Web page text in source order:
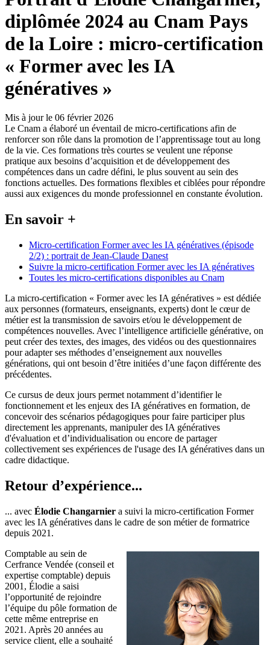
diplômée 2024 au Cnam Pays
de la Loire : micro-certification
« Former avec les IA
génératives »
Mis à jour le 06 février 2026
Le Cnam a élaboré un éventail de micro-certifications afin de
renforcer son rôle dans la promotion de l’apprentissage tout au long
de la vie. Ces formations très courtes se veulent une réponse
pratique aux besoins d’acquisition et de développement des
compétences dans un cadre défini, le plus souvent au sein des
fonctions actuelles. Des formations flexibles et ciblées pour répondre
aussi aux exigences du monde professionnel en constante évolution.
En savoir +
Micro-certification Former avec les IA génératives (épisode
2/2) : portrait de Jean-Claude Danest
Suivre la micro-certification Former avec les IA génératives
Toutes les micro-certifications disponibles au Cnam
La micro-certification « Former avec les IA génératives » est dédiée
aux personnes (formateurs, enseignants, experts) dont le cœur de
métier est la transmission de savoirs et/ou le développement de
compétences nouvelles. Avec l’intelligence artificielle générative, on
peut créer des textes, des images, des vidéos ou des questionnaires
pour adapter ses méthodes d’enseignement aux nouvelles
générations, qui ont besoin d’être initiées d’une façon différente des
précédentes.
Ce cursus de deux jours permet notamment d’identifier le
fonctionnement et les enjeux des IA génératives en formation, de
concevoir des scénarios pédagogiques pour faire participer plus
directement les apprenants, manipuler des IA génératives
d'évaluation et d’individualisation ou encore de partager
collectivement ses expériences de l'usage des IA génératives dans un
cadre didactique.
Retour d’expérience...
... avec Élodie Changarnier a suivi la micro-certification Former
avec les IA génératives dans le cadre de son métier de formatrice
depuis 2021.
Comptable au sein de
Cerfrance Vendée (conseil et
expertise comptable) depuis
2001, Élodie a saisi
l’opportunité de rejoindre
l’équipe du pôle formation de
cette même entreprise en
2021. Après 20 années au
service client, elle a souhaité